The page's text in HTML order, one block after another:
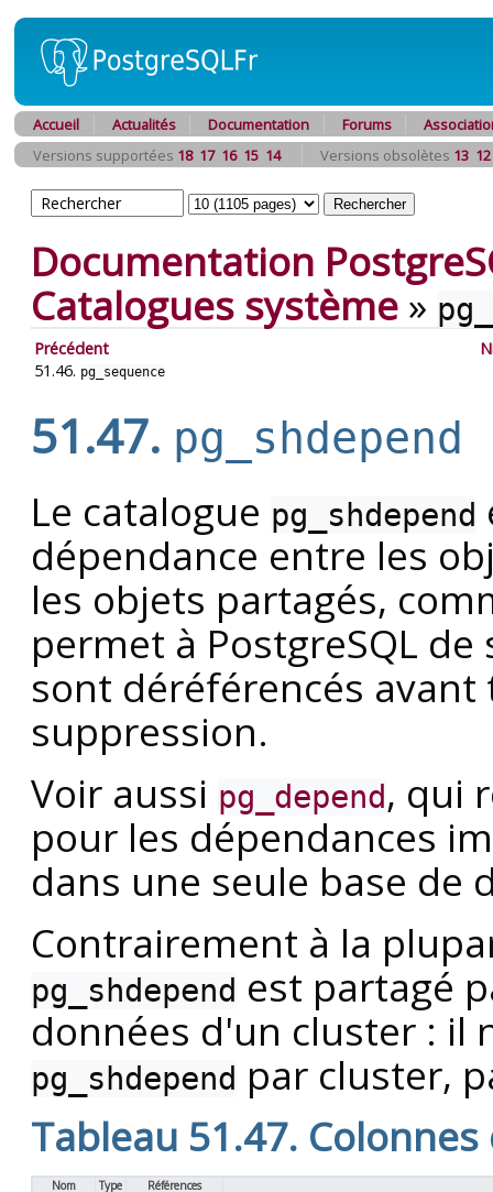
Accueil Actualités Documentation Forums
Versions supportées 18 17 16 15 14 Versions obsolètes 13 12
Documentation
Catalogues système »
Précédent
51.46. pg_sequence
51.47. pg_shdepend
Le catalogue pg_shdepend
dépendance entre les
les objets partagés,
permet à PostgreSQL de
sont déréférencés
suppression.
Voir aussi pg_depend, qui
pour les dépendances
dans une seule base de
Contrairement à la
pg_shdepend est partagé
données d'un cluster : il
pg_shdepend par cluster,
Tableau 51.47.
Nom Type Références